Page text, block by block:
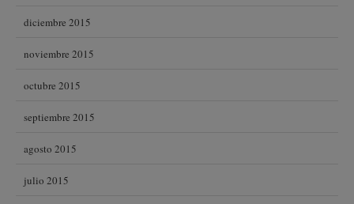
diciembre 2015
noviembre 2015
octubre 2015
septiembre 2015
agosto 2015
julio 2015